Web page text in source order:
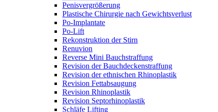
Penisvergrößerung
Plastische Chirurgie nach Gewichtsverlust
Po-Implantate
Po-Lift
Rekonstruktion der Stirn
Renuvion
Reverse Mini Bauchstraffung
Revision der Bauchdeckenstraffung
Revision der ethnischen Rhinoplastik
Revision Fettabsaugung
Revision Rhinoplastik
Revision Septorhinoplastik
Schläfe Lifting